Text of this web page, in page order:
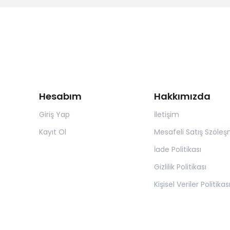
Hesabım
Giriş Yap
Kayıt Ol
Hakkımızda
İletişim
Mesafeli Satış
İade Politikası
Gizlilik Politikası
Kişisel Veriler Politikası